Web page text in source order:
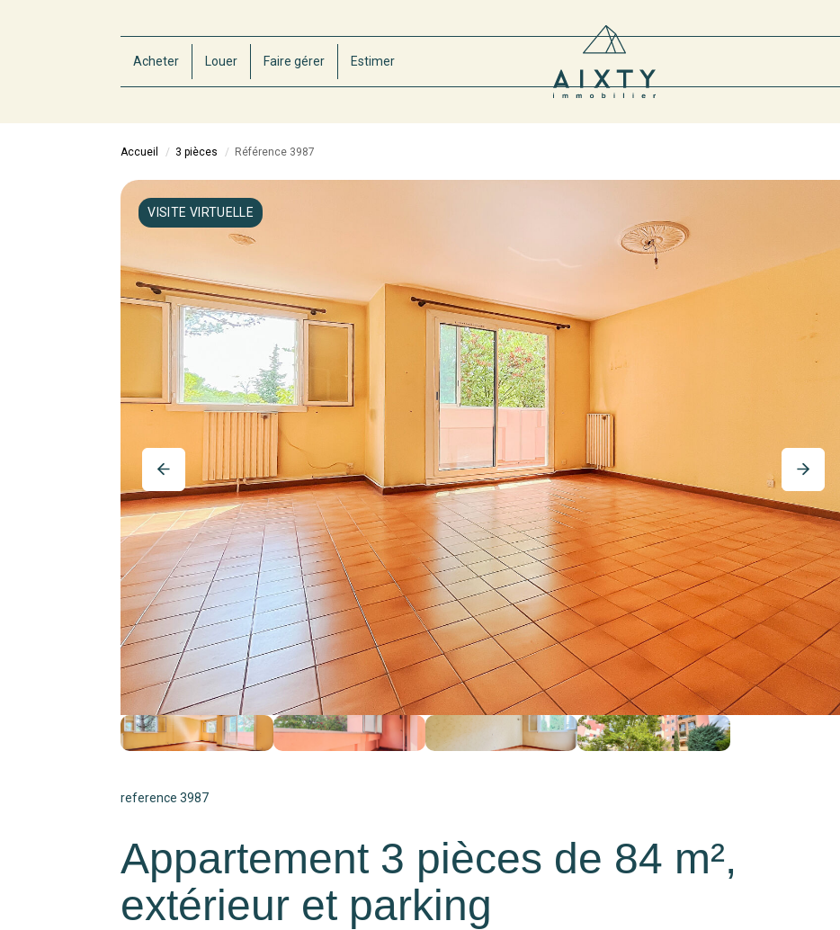
Acheter Louer Faire gérer Estimer
Accueil 3 pièces Référence 3987
VISITE VIRTUELLE
reference 3987
Appartement 3 pièces de 84 m²,
extérieur et parking